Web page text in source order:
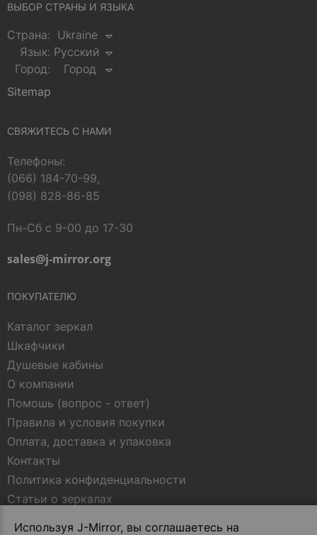
Используя J-Mirror, вы соглашаетесь на
ВЫБОР СТРАНЫ И ЯЗЫКА
Страна: Ukraine
Язык: Русский
Город:
Город
Sitemap
СВЯЖИТЕСЬ С НАМИ
Телефоны:
(066) 184-70-99,
(098) 828-86-85
Пн-Сб с 9-00 до 17-30
sales@j-mirror.org
ПОКУПАТЕЛЮ
Каталог зеркал
Шкафчики
Душевые кабины
О компании
Помошь (вопрос - ответ)
Правила и условия покупки
Оплата, доставка и упаковка
Контакты
Политика конфиденциальности
Статьи о зеркалах